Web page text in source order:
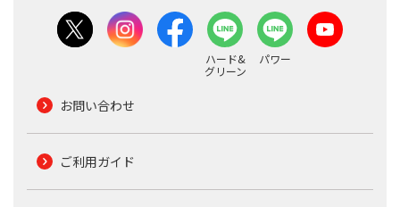
ハード&
グリーン
パワー
お問い合わせ
ご利用ガイド